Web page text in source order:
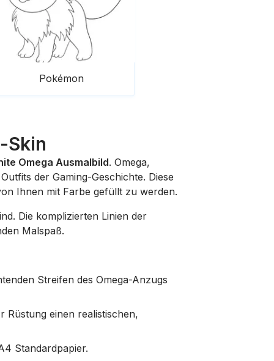
Pokémon
Skin
Omega Ausmalbild. Omega,
der Gaming-Geschichte. Diese
Ihnen mit Farbe gefüllt zu werden.
Die komplizierten Linien der
Malspaß.
Streifen des Omega-Anzugs
einen realistischen,
Standardpapier.